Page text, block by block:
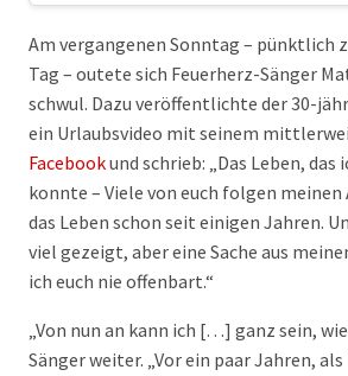
Am vergangenen Sonntag – pünktlich
Tag – outete sich Feuerherz-Sänger
schwul. Dazu veröffentlichte der 30-
ein Urlaubsvideo mit seinem
Facebookund schrieb: „Das Leben,
konnte – Viele von euch folgen
das Leben schon seit einigen Jahren.
viel gezeigt, aber eine Sache aus
ich euch nie offenbart.“
„Von nun an kann ich […] ganz sein,
Sänger weiter. „Vor ein paar Jahren,